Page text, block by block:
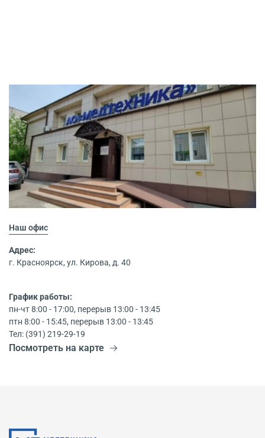
Наш офис
Адрес:
г. Красноярск, ул. Кирова, д. 40
График работы:
пн-чт 8:00 - 17:00, перерыв 13:00 - 13:45
птн 8:00 - 15:45, перерыв 13:00 - 13:45
Тел: (391) 219-29-19
Посмотреть на карте